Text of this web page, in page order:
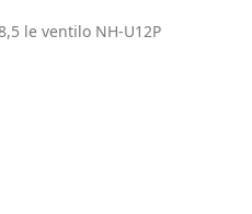
le ventilo NH-U12P